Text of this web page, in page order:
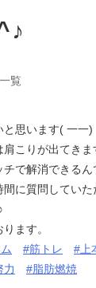
一覧
思います( 一一)
こりが出てきま
で解消できるん
に質問していた
ます。
#筋トレ #
力 #脂肪燃焼